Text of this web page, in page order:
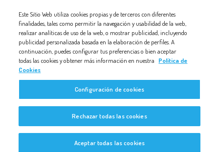
accesibilidad.
ADAPPOST01_01
adappost01_01
Este Sitio Web utiliza cookies propias y de terceros con diferentes
finalidades, tales como permitir la navegación y usabilidad de la web,
realizar analíticas de uso de la web, o mostrar publicidad, incluyendo
publicidad personalizada basada en la elaboración de perfiles. A
continuación, puedes configurar tus preferencias o bien aceptar
todas las cookies y obtener más información en nuestra
Política de
Cookies
Configuración de cookies
Rechazar todas las cookies
Aceptar todas las cookies